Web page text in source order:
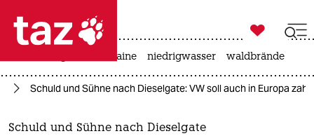
 taz zahl ich
taz zahl ich
themen

taz zahl ich
krieg in der ukraine niedrigwasser waldbrände
Schuld und Sühne nach Dieselgate: VW soll auch in Europa
Schuld und Sühne nach Dieselgate